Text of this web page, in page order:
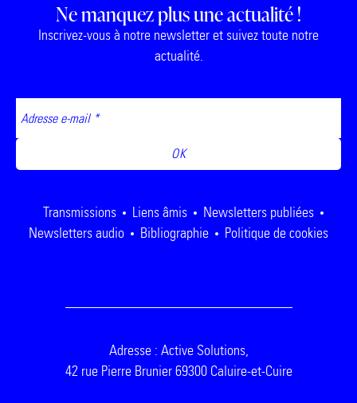
Ne manquez plus une actualité !
Inscrivez-vous à notre newsletter et suivez toute notre
actualité.
Transmissions Liens âmis
Newsletters publiées
Newsletters audio
Bibliographie Politique de cookies
Adresse : Active Solutions,
42 rue Pierre Brunier 69300 Caluire-et-Cuire